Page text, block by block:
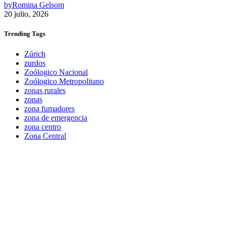
byRomina Gelsom
20 julio, 2026
Trending Tags
Zúrich
zurdos
Zoólogico Nacional
Zoólogico Metropolitano
zonas rurales
zonas
zona fumadores
zona de emergencia
zona centro
Zona Central